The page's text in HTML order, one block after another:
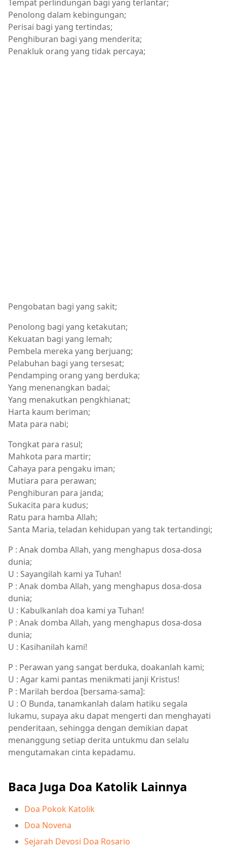
Tempat perlindungan bagi yang terlantar;
Penolong dalam kebingungan;
Perisai bagi yang tertindas;
Penghiburan bagi yang menderita;
Penakluk orang yang tidak percaya;
Pengobatan bagi yang sakit;
Penolong bagi yang ketakutan;
Kekuatan bagi yang lemah;
Pembela mereka yang berjuang;
Pelabuhan bagi yang tersesat;
Pendamping orang yang berduka;
Yang menenangkan badai;
Yang menakutkan pengkhianat;
Harta kaum beriman;
Mata para nabi;
Tongkat para rasul;
Mahkota para martir;
Cahaya para pengaku iman;
Mutiara para perawan;
Penghiburan para janda;
Sukacita para kudus;
Ratu para hamba Allah;
Santa Maria, teladan kehidupan yang tak tertandingi;
P : Anak domba Allah, yang menghapus dosa-dosa
dunia;
U : Sayangilah kami ya Tuhan!
P : Anak domba Allah, yang menghapus dosa-dosa
dunia;
U : Kabulkanlah doa kami ya Tuhan!
P : Anak domba Allah, yang menghapus dosa-dosa
dunia;
U : Kasihanilah kami!
P : Perawan yang sangat berduka, doakanlah kami;
U : Agar kami pantas menikmati janji Kristus!
P : Marilah berdoa [bersama-sama]:
U : O Bunda, tanamkanlah dalam hatiku segala
lukamu, supaya aku dapat mengerti dan menghayati
penderitaan, sehingga dengan demikian dapat
menanggung setiap derita untukmu dan selalu
mengutamakan cinta kepadamu.
Baca Juga Doa Katolik Lainnya
Doa Pokok Katolik
Doa Novena
Sejarah Devosi Doa Rosario